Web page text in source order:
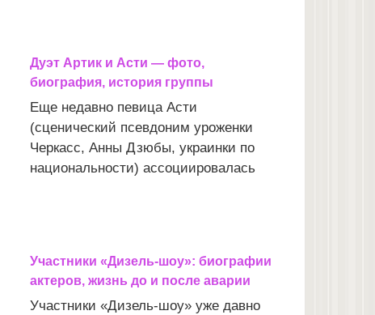
Дуэт Артик и Асти — фото,
биография, история группы
Еще недавно певица Асти
(сценический псевдоним уроженки
Черкасс, Анны Дзюбы, украинки по
национальности) ассоциировалась
Участники «Дизель-шоу»: биографии
актеров, жизнь до и после аварии
Участники «Дизель-шоу» уже давно